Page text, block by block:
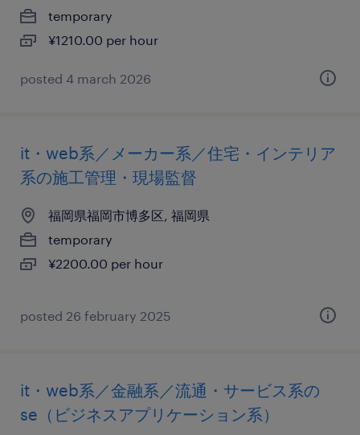
temporary
¥1210.00 per hour
posted 4 march 2026
it・web系／メーカー系／住宅・インテリア
系の施工管理・現場監督
福岡県福岡市博多区, 福岡県
temporary
¥2200.00 per hour
posted 26 february 2025
it・web系／金融系／流通・サービス系の
se（ビジネスアプリケーション系）